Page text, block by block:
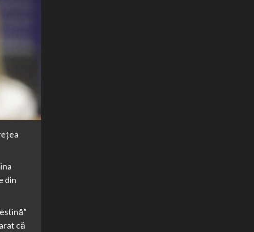
din
că